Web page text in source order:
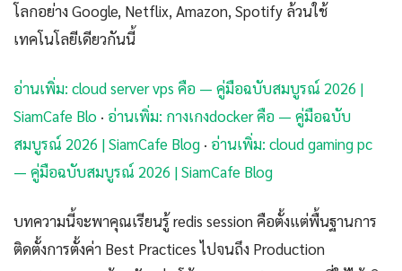
โลกอย่าง Google, Netflix, Amazon, Spotify ล้วนใช้
เทคโนโลยีเดียวกันนี้
อ่านเพิ่ม: cloud server vps คือ — คู่มือฉบับสมบูรณ์ 2026 |
SiamCafe Blo · อ่านเพิ่ม: กางเกงdocker คือ — คู่มือฉบับ
สมบูรณ์ 2026 | SiamCafe Blog · อ่านเพิ่ม: cloud gaming pc
— คู่มือฉบับสมบูรณ์ 2026 | SiamCafe Blog
บทความนี้จะพาคุณเรียนรู้ redis session คือตั้งแต่พื้นฐานการ
ติดตั้งการตั้งค่า Best Practices ไปจนถึง Production